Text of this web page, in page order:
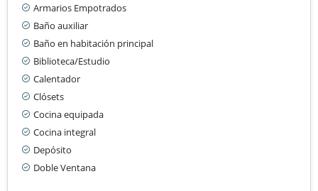
Armarios Empotrados
Baño auxiliar
Baño en habitación principal
Biblioteca/Estudio
Calentador
Clósets
Cocina equipada
Cocina integral
Depósito
Doble Ventana